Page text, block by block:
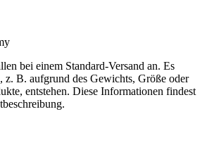
bei einem Standard-Versand an. Es
z. B. aufgrund des Gewichts, Größe oder
entstehen. Diese Informationen findest